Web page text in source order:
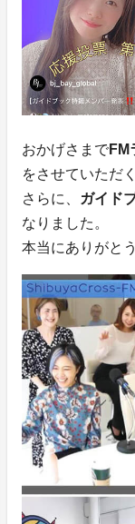
おかげさまでFM
をさせていただ
さらに、
ガイド
なりました。
本当にありがと